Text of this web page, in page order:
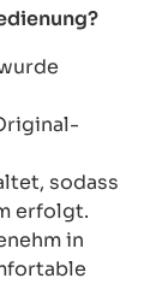
sodass
erfolgt.
in